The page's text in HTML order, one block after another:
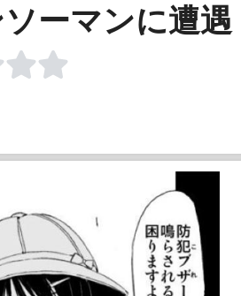
ーマンに遭遇